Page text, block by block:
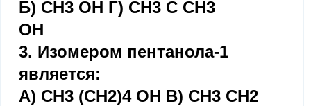
Б) СН3 ОН Г) СН3 С СН3
ОН
3. Изомером пентанола-1
является:
А) СН3 (СН2)4 ОН В) СН3 СН2